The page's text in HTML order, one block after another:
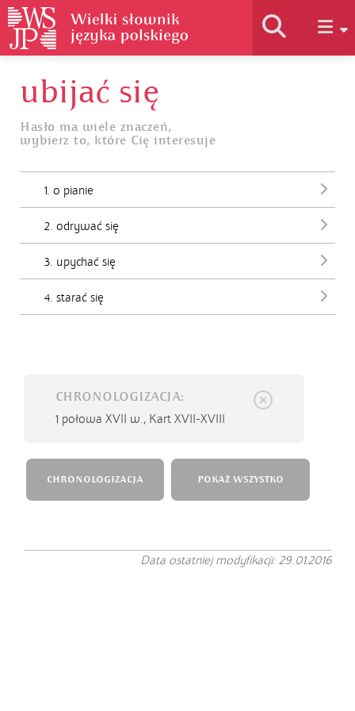
Historia słownika
Jak korzystać
ubijać się
Hasło ma wiele znaczeń,
wybierz to, które Cię interesuje
1. o pianie
2. odrywać się
3. upychać się
4. starać się
CHRONOLOGIZACJA:
1 połowa XVII w., Kart XVII-XVIII
CHRONOLOGIZACJA POKAŻ WSZYSTKO
Data ostatniej modyfikacji: 29.01.2016